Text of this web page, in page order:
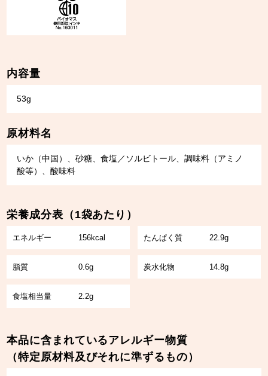
内容量
53g
原材料名
いか（中国）、砂糖、食塩／ソルビトール、調味料（アミノ
酸等）、酸味料
栄養成分表（1袋あたり）
エネルギー 156kcal たんぱく質 22.9g
脂質 0.6g 炭水化物 14.8g
食塩相当量 2.2g
本品に含まれているアレルギー物質
（特定原材料及びそれに準ずるもの）